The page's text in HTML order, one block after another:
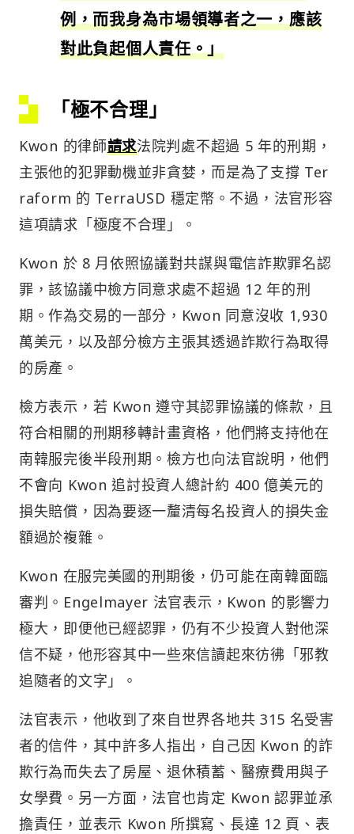
例，而我身為市場領導者之一，應該
對此負起個人責任。」
「極不合理」
Kwon 的律師請求法院判處不超過 5 年的刑期，
主張他的犯罪動機並非貪婪，而是為了支撐 Ter
raform 的 TerraUSD 穩定幣。不過，法官形容
這項請求「極度不合理」。
Kwon 於 8 月依照協議對共謀與電信詐欺罪名認
罪，該協議中檢方同意求處不超過 12 年的刑
期。作為交易的一部分，Kwon 同意沒收 1,930
萬美元，以及部分檢方主張其透過詐欺行為取得
的房產。
檢方表示，若 Kwon 遵守其認罪協議的條款，且
符合相關的刑期移轉計畫資格，他們將支持他在
南韓服完後半段刑期。檢方也向法官說明，他們
不會向 Kwon 追討投資人總計約 400 億美元的
損失賠償，因為要逐一釐清每名投資人的損失金
額過於複雜。
Kwon 在服完美國的刑期後，仍可能在南韓面臨
審判。Engelmayer 法官表示，Kwon 的影響力
極大，即便他已經認罪，仍有不少投資人對他深
信不疑，他形容其中一些來信讀起來彷彿「邪教
追隨者的文字」。
法官表示，他收到了來自世界各地共 315 名受害
者的信件，其中許多人指出，自己因 Kwon 的詐
欺行為而失去了房屋、退休積蓄、醫療費用與子
女學費。另一方面，法官也肯定 Kwon 認罪並承
擔責任，並表示 Kwon 所撰寫、長達 12 頁、表